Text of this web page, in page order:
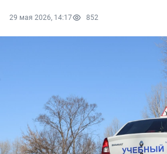
29 мая 2026, 14:17 852